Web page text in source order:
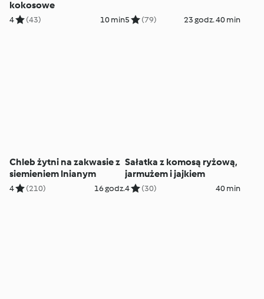
kokosowe
4 (43) 10 min5 (79) 23 godz. 40 min
Chleb żytni na zakwasie z
siemieniem lnianym
4 (210) 16 godz.
Sałatka z komosą ryżową,
jarmużem i jajkiem
4 (30) 40 min